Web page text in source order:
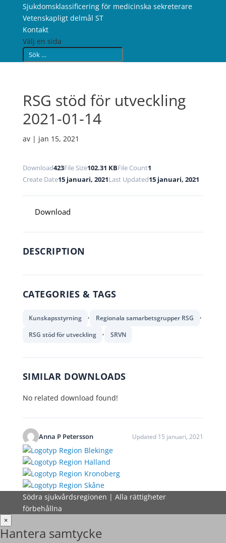
Sjukdomsklassificering för medicinska sekreterare
Vetenskapligt delmål ST
Kontakt
Välj en sida
RSG stöd för utveckling
2021-01-14
av | jan 15, 2021
Download423File Size102.31 KBFile Count1
Create Date15 januari, 2021Last Updated15 januari, 2021
Download
DESCRIPTION
CATEGORIES & TAGS
Kunskapsstyrning , Regionala samarbetsgrupper RSG ,
RSG stöd för utveckling , SRVN
SIMILAR DOWNLOADS
No related download found!
Anna P Petersson Updated 15 januari, 2021
Södra sjukvårdsregionen | Alla rättigheter
förbehållna
×
Hantera samtycke